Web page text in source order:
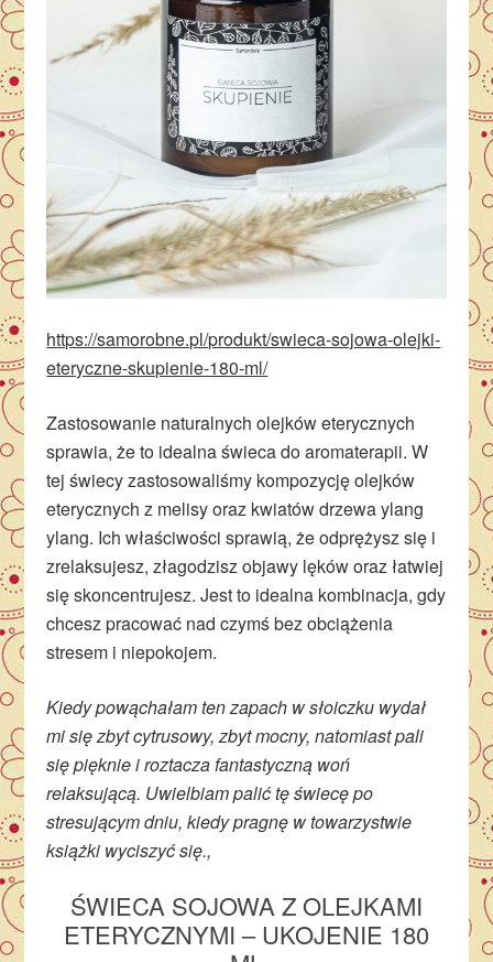
https://samorobne.pl/produkt/swieca-sojowa-olejki-
eteryczne-skupienie-180-ml/
Zastosowanie naturalnych olejków eterycznych
sprawia, że to idealna świeca do aromaterapii. W
tej świecy zastosowaliśmy kompozycję olejków
eterycznych z melisy oraz kwiatów drzewa ylang
ylang. Ich właściwości sprawią, że odprężysz się i
zrelaksujesz, złagodzisz objawy lęków oraz łatwiej
się skoncentrujesz. Jest to idealna kombinacja, gdy
chcesz pracować nad czymś bez obciążenia
stresem i niepokojem.
Kiedy powąchałam ten zapach w słoiczku wydał
mi się zbyt cytrusowy, zbyt mocny, natomiast pali
się pięknie i roztacza fantastyczną woń
relaksującą. Uwielbiam palić tę świecę po
stresującym dniu, kiedy pragnę w towarzystwie
książki wyciszyć się.,
ŚWIECA SOJOWA Z OLEJKAMI
ETERYCZNYMI – UKOJENIE 180